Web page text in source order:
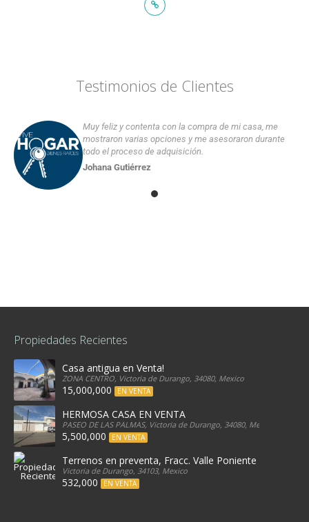
Testimonios de Clientes
Muy feliz y contenta con la compra de mi casa, me
mostraron varias opciones y me asesoraron durante
todo el proceso de adquisición.
Johana Gutiérrez
Propiedades Recientes
Casa antigua en Venta!
ZONA CENTRO, Victoria de Durango, 34080, Mexico
15,000,000 EN VENTA
HERMOSA CASA EN VENTA
PASEO DE LAS PALMAS, Victoria de Durango, 34080, Mexico
5,500,000 EN VENTA
Terrenos en preventa, Fracc. Valle Poniente
Victoria de Durango, 34103, Mexico
532,000 EN VENTA